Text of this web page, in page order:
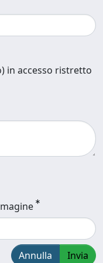
in accesso ristretto
Annulla Invia